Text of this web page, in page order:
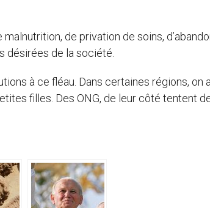
de privation de soins,
désirées de la société.
à ce fléau. Dans certaines régions, on
filles. Des ONG, de leur côté tentent